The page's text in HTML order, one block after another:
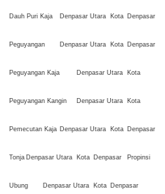
Dauh Puri Kaja Denpasar Utara Kota Denpasar
Peguyangan Denpasar Utara Kota Denpasar
Peguyangan Kaja Denpasar Utara
Kota
Peguyangan Kangin Denpasar Utara
Kota
Pemecutan Kaja Denpasar Utara Kota Denpasar
Tonja Denpasar Utara Kota Denpasar
Propinsi
Ubung Denpasar Utara Kota Denpasar